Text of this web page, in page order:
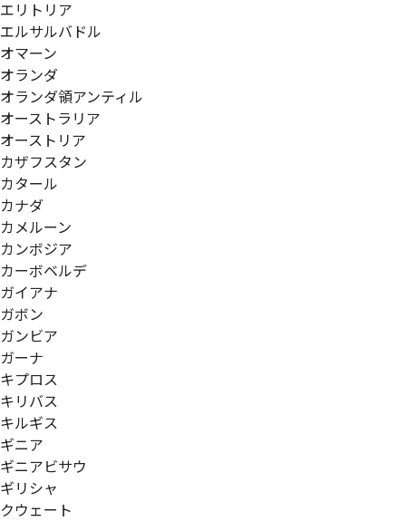
エリトリア
エルサルバドル
オマーン
オランダ
オランダ領アンティル
オーストラリア
オーストリア
カザフスタン
カタール
カナダ
カメルーン
カンボジア
カーボベルデ
ガイアナ
ガボン
ガンビア
ガーナ
キプロス
キリバス
キルギス
ギニア
ギニアビサウ
ギリシャ
クウェート